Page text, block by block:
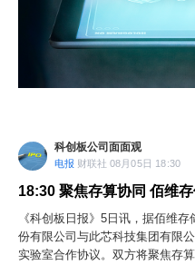
科创板公司面面观
电报 财联社 08月05日 18:30
18:30 聚焦存算协同 佰维
《科创板日报》5日讯，据佰维
份有限公司与此芯科技集团有限
实验室合作协议。双方将聚焦存